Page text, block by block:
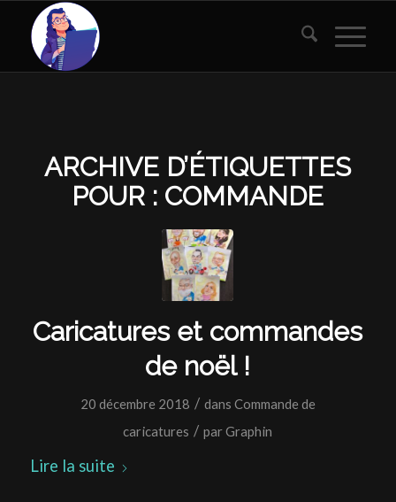
ARCHIVE D’ÉTIQUETTES
POUR : COMMANDE
Caricatures et commandes
de noël !
20 décembre 2018 / dans Commande de
caricatures / parGraphin
Lire la suite